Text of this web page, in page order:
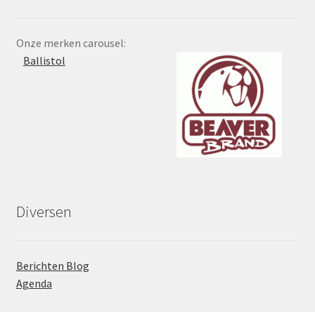
Onze merken carousel:
Ballistol
Diversen
Berichten Blog
Agenda